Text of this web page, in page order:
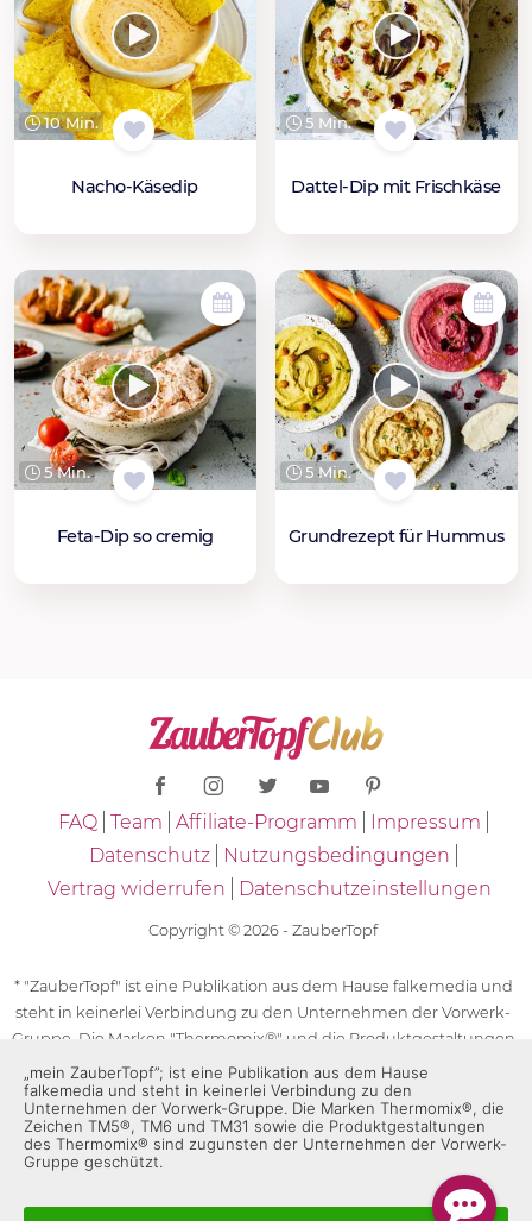
10 Min.
Nacho-Käsedip
5 Min.
Dattel-Dip mit Frischkäse
5 Min.
Feta-Dip so cremig
5 Min.
Grundrezept für Hummus
FAQ Team Affiliate-Programm
Impressum
Datenschutz
Nutzungsbedingungen
Vertrag widerrufen
Datenschutzeinstellungen
Copyright © 2026 - ZauberTopf
* "ZauberTopf" ist eine Publikation aus dem Hause falkemedia und
steht in keinerlei Verbindung zu den Unternehmen der Vorwerk-
Gruppe. Die Marken "Thermomix®" und die Produktgestaltungen
des "Thermomix®" sind eingetragene Marken der Unternehmen
der Vorwerk-Gruppe. Die Marken Thermomix®, die Zeichen TM5®,
TM6 und TM31 sowie die Produktgestaltungen des Thermomix®
sind zugunsten der Unternehmen der Vorwerk-Gruppe
geschützt. Für die Rezeptangaben in "ZauberTopf" ist
„mein ZauberTopf”; ist eine Publikation aus dem Hause
falkemedia und steht in keinerlei Verbindung zu den
Unternehmen der Vorwerk-Gruppe. Die Marken Thermomix®, die
Zeichen TM5®, TM6 und TM31 sowie die Produktgestaltungen
des Thermomix® sind zugunsten der Unternehmen der Vorwerk-
Gruppe geschützt.